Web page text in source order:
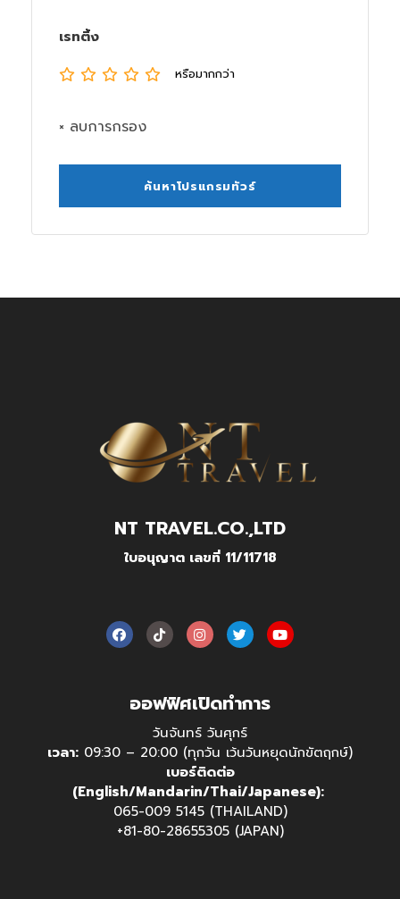
เรทติ้ง
หรือมากกว่า
× ลบการกรอง
NT TRAVEL.CO.,LTD
ใบอนุญาต เลขที่ 11/11718
ออฟฟิศเปิดทำการ
วันจันทร์ วันศุกร์
เวลา: 09:30 – 20:00 (ทุกวัน เว้นวันหยุดนักขัตฤกษ์)
เบอร์ติดต่อ
(English/Mandarin/Thai/Japanese):
065-009 5145 (THAILAND)
+81-80-28655305 (JAPAN)